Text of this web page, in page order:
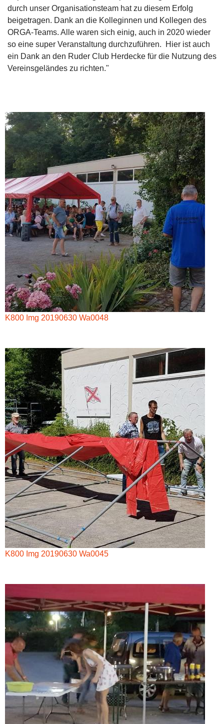
durch unser Organisationsteam hat zu diesem Erfolg
beigetragen. Dank an die Kolleginnen und Kollegen des
ORGA-Teams. Alle waren sich einig, auch in 2020 wieder
so eine super Veranstaltung durchzuführen. Hier ist auch
ein Dank an den Ruder Club Herdecke für die Nutzung des
Vereinsgeländes zu richten."
K800 Img 20190630 Wa0048
K800 Img 20190630 Wa0045